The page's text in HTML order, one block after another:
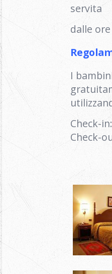
servita
dalle
I
Check-
Check-